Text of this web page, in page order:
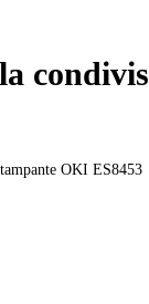
OKI ES8453